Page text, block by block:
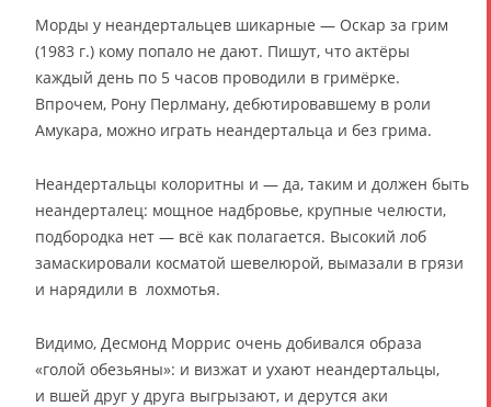
Морды у неандертальцев шикарные — Оскар за грим
(1983 г.) кому попало не дают. Пишут, что актёры
каждый день по 5 часов проводили в гримёрке.
Впрочем, Рону Перлману, дебютировавшему в роли
Амукара, можно играть неандертальца и без грима.
Неандертальцы колоритны и — да, таким и должен быть
неандерталец: мощное надбровье, крупные челюсти,
подбородка нет — всё как полагается. Высокий лоб
замаскировали косматой шевелюрой, вымазали в грязи
и нарядили в лохмотья.
Видимо, Десмонд Моррис очень добивался образа
«голой обезьяны»: и визжат и ухают неандертальцы,
и вшей друг у друга выгрызают, и дерутся аки